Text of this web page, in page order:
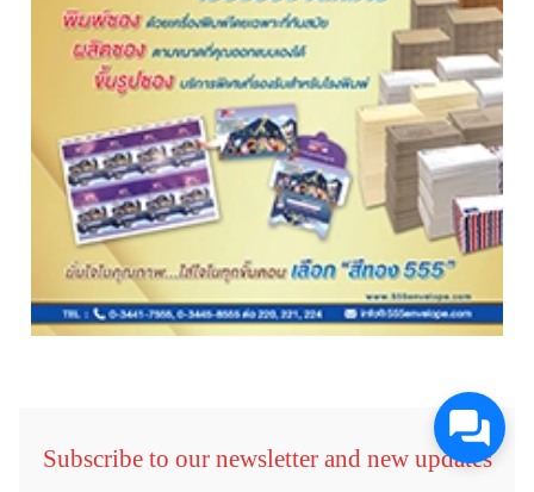
Subscribe to our newsletter and new updates